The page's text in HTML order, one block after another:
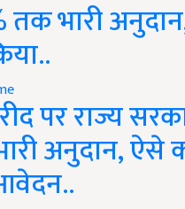
तक भारी
पर राज्य
अनुदान, ऐसे